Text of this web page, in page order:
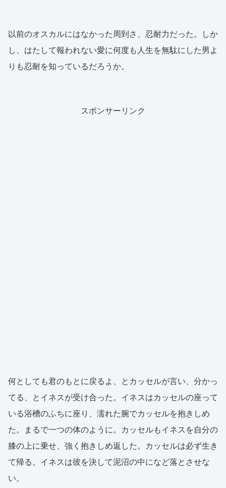
以前のオスカルにはなかった周到さ、忍耐力だった。しか
し、はたして報われない愛に何度も人生を無駄にした男よ
りも忍耐を知っているだろうか。
スポンサーリンク
何としても君のもとに戻るよ、とカッセルが言い、分かっ
てる、とイネスが受け合った。イネスはカッセルの座って
いる浴槽のふちに座り、濡れた腕でカッセルを抱きしめ
た。まるで一つの体のように。カッセルもイネスを自分の
膝の上に乗せ、強く抱きしめ返した。カッセルは必ず生き
て帰る。イネスは彼を決して泥沼の中になど落とさせな
い。